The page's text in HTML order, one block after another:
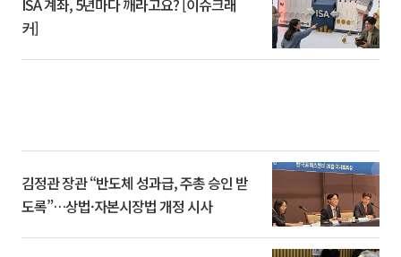
커]
김정관 장관 “반도체 성과급, 주총 승인 받
도록”…상법·자본시장법 개정 시사